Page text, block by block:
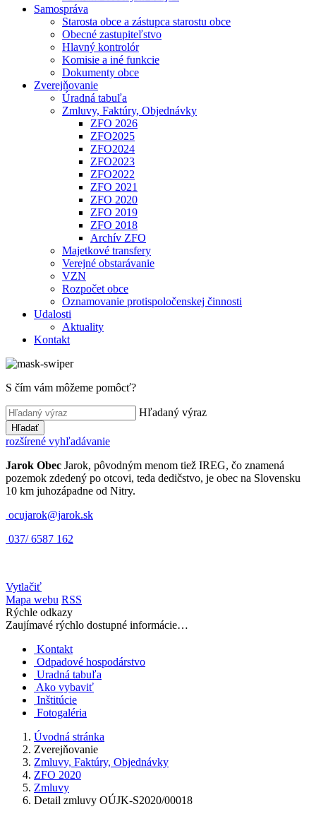
Samospráva
Starosta obce a zástupca starostu obce
Obecné zastupiteľstvo
Hlavný kontrolór
Komisie a iné funkcie
Dokumenty obce
Zverejňovanie
Úradná tabuľa
Zmluvy, Faktúry, Objednávky
ZFO 2026
ZFO2025
ZFO2024
ZFO2023
ZFO2022
ZFO 2021
ZFO 2020
ZFO 2019
ZFO 2018
Archív ZFO
Majetkové transfery
Verejné obstarávanie
VZN
Rozpočet obce
Oznamovanie protispoločenskej činnosti
Udalosti
Aktuality
Kontakt
S čím vám môžeme pomôcť?
Hľadaný výraz
Hľadať
rozšírené vyhľadávanie
Jarok Obec Jarok, pôvodným menom tiež IREG, čo znamená
pozemok zdedený po otcovi, teda dedičstvo, je obec na Slovensku
10 km juhozápadne od Nitry.
ocujarok@jarok.sk
037/ 6587 162
Vytlačiť
Mapa webu RSS
Rýchle odkazy
Zaujímavé rýchlo dostupné informácie…
Kontakt
Odpadové hospodárstvo
Uradná tabuľa
Ako vybaviť
Inštitúcie
Fotogaléria
Úvodná stránka
Zverejňovanie
Zmluvy, Faktúry, Objednávky
ZFO 2020
Zmluvy
Detail zmluvy OÚJK-S2020/00018